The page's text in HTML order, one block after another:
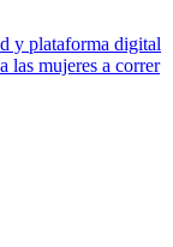
y plataforma digital
las mujeres a correr